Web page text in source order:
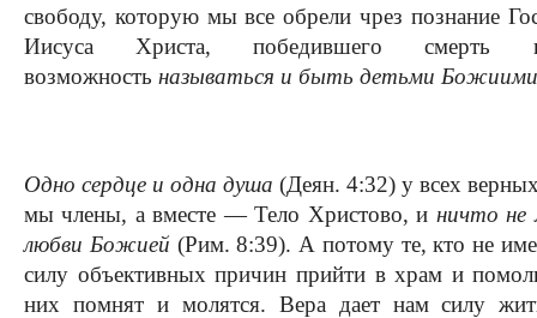
свободу, которую мы все обрели чрез познание
Иисуса Христа, победившего смерть
возможность называться и быть детьми Божиими
Одно сердце и одна душа (Деян. 4:32) у всех
мы члены, а вместе — Тело Христово, и ничто
любви Божией (Рим. 8:39). А потому те, кто не
силу объективных причин прийти в храм и
них помнят и молятся. Вера дает нам силу